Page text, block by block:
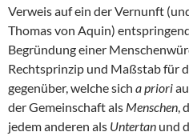
Verweis auf ein der Vernunft
Thomas von Aquin)
Begründung einer
Rechtsprinzip und Maßstab für
gegenüber, welche sich a priori
der Gemeinschaft als Menschen,
jedem anderen als Untertan und